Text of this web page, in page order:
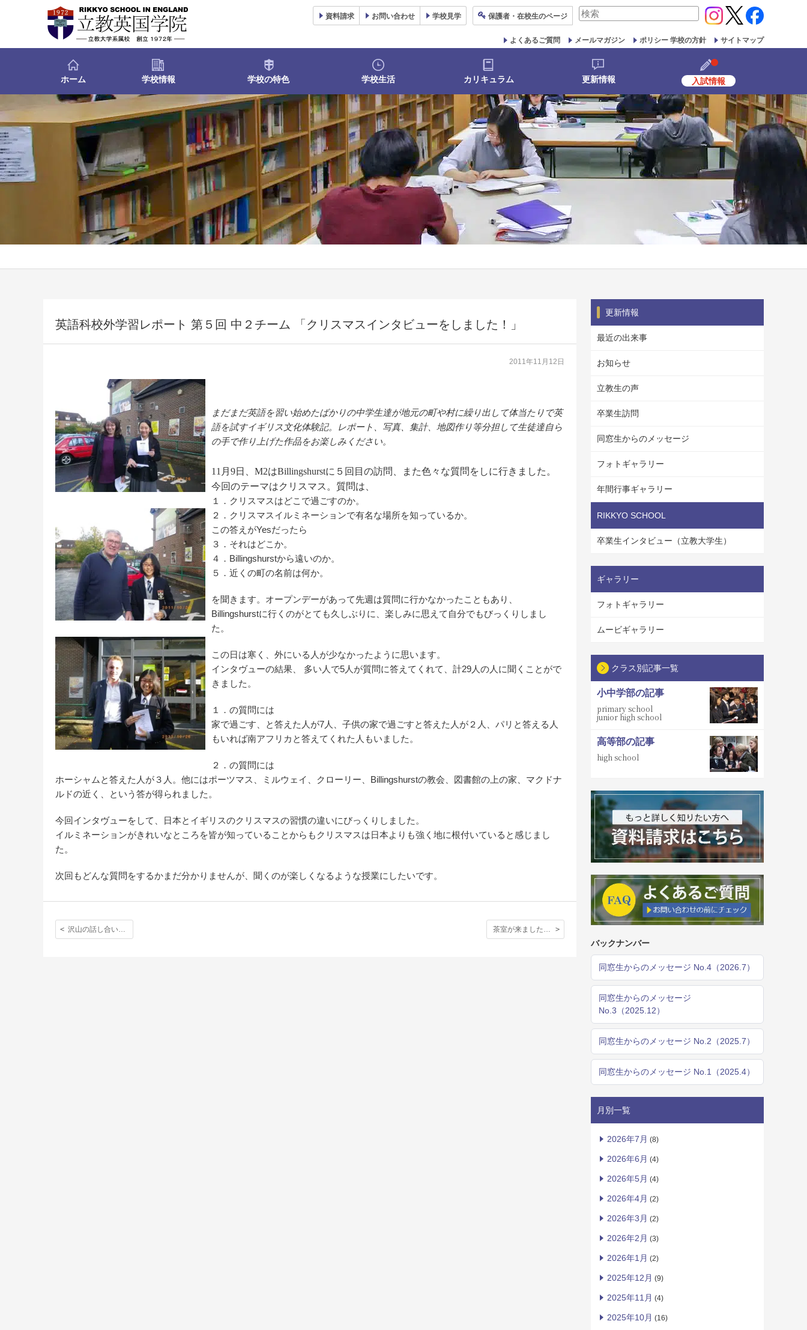
資料請求 お問い合わせ 学校見学 保護者 ・在校生のページ
検
対
象:
よくあるご質問 メールマガジン ポリシー 学校の方針 サイトマップ
ホーム 学校情報 学校の特色 学校生活 カリキュラム 更新情報 入試情報
英語科校外学習レポート 第５回 中２チーム 「クリスマスインタビューをしました！」
2011年11月12日
まだまだ英語を習い始めたばかりの中学生達が地元の町や村に繰り出して体当たりで英
語を試すイギリス文化体験記。レポート、写真、集計、地図作り等分担して生徒達自ら
の手で作り上げた作品をお楽しみください。
11月9日、M2はBillingshurstに５回目の訪問、また色々な質問をしに行きました。
今回のテーマはクリスマス。質問は、
１．クリスマスはどこで過ごすのか。
２．クリスマスイルミネーションで有名な場所を知っているか。
この答えがYesだったら
３．それはどこか。
４．Billingshurstから遠いのか。
５．近くの町の名前は何か。
を聞きます。オープンデーがあって先週は質問に行かなかったこともあり、
Billingshurstに行くのがとても久しぶりに、楽しみに思えて自分でもびっくりしまし
た。
この日は寒く、外にいる人が少なかったように思います。
インタヴューの結果、 多い人で5人が質問に答えてくれて、計29人の人に聞くことがで
きました。
１．の質問には
家で過ごす、と答えた人が7人、子供の家で過ごすと答えた人が２人、パリと答える人
もいれば南アフリカと答えてくれた人もいました。
２．の質問には
ホーシャムと答えた人が３人。他にはポーツマス、ミルウェイ、クローリー、Billingshurstの教会、図書館の上の家、マクドナ
ルドの近く、という答が得られました。
今回インタヴューをして、日本とイギリスのクリスマスの習慣の違いにびっくりしました。
イルミネーションがきれいなところを皆が知っていることからもクリスマスは日本よりも強く地に根付いていると感じまし
た。
次回もどんな質問をするかまだ分かりませんが、聞くのが楽しくなるような授業にしたいです。
沢山の話し合い、泣き笑い、喧嘩もして励まし合って作り上げた２ヶ月の成果！2011年度オープンデイ！！ 茶室が来ましたぞ！
更新情報
最近の出来事
お知らせ
立教生の声
卒業生訪問
同窓生からのメッセージ
フォトギャラリー
年間行事ギャラリー
RIKKYO SCHOOL
卒業生インタビュー（立教大学生）
ギャラリー
フォトギャラリー
ムービギャラリー
クラス別記事一覧
小中学部の記事
primary school
junior high school
高等部の記事
high school
バックナンバー
同窓生からのメッセージ No.4（2026.7）
同窓生からのメッセージ
No.3（2025.12）
同窓生からのメッセージ No.2（2025.7）
同窓生からのメッセージ No.1（2025.4）
月別一覧
2026年7月 (8)
2026年6月 (4)
2026年5月 (4)
2026年4月 (2)
2026年3月 (2)
2026年2月 (3)
2026年1月 (2)
2025年12月 (9)
2025年11月 (4)
2025年10月 (16)